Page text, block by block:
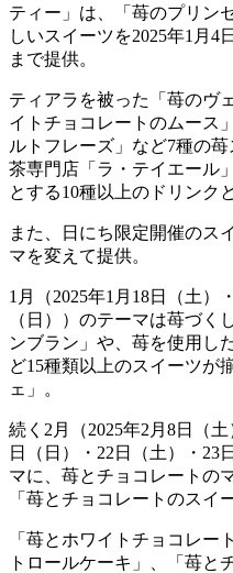
ティー」は、「苺のプリン
しいスイーツを2025年1月4
まで提供。
ティアラを被った「苺のヴ
イトチョコレートのムース
ルトフレーズ」など7種の
茶専門店「ラ・テイエール
とする10種以上のドリンク
また、日にち限定開催のス
マを変えて提供。
1月（2025年1月18日（土）
（日））のテーマは苺づく
ンブラン」や、苺を使用し
ど15種類以上のスイーツが
ェ」。
続く2月（2025年2月8日（
日（日）・22日（土）・23
マに、苺とチョコレートの
「苺とチョコレートのスイ
「苺とホワイトチョコレー
トロールケーキ」、「苺と